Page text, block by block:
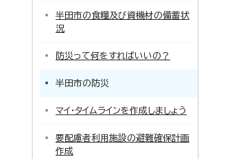
半田市の食糧及び資機材の備蓄状
況
防災って何をすればいいの？
半田市の防災
マイ・タイムラインを作成しましょう
要配慮者利用施設の避難確保計画
作成